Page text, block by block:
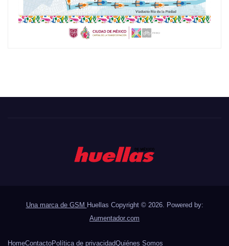
Una marca de GSM Huellas Copyright © 2026. Powered by:
Aumentador.com
HomeContactoPolítica de privacidadQuiénes Somos